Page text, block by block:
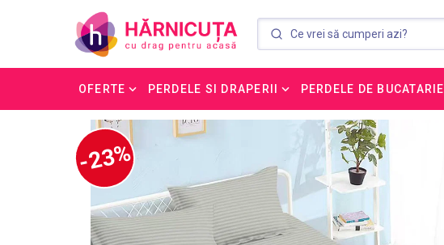
OFERTE PERDELE SI DRAPERII PERDELE DE BUCATARIE
-23%